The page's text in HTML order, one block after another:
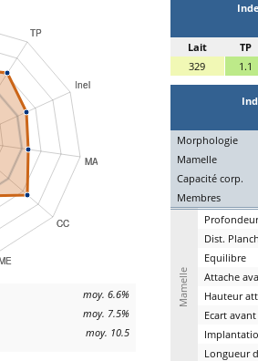
moy. 6.6%
moy. 7.5%
moy. 10.5
Lait
TP
329
1.1
Morphologie
Mamelle
Capacité corp.
Membres
Mamelle
P
Dist. P
Equilibre
Attache a
Hauteura
Ecart avant
I
Longueur